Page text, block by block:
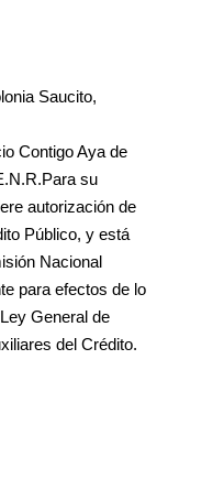
Saucito,
Contigo Aya de
su
autorización de
Público, y está
Nacional
para efectos de lo
General de
del Crédito.